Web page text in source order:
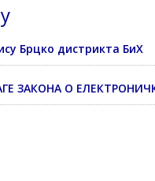
Брцко дистрикта БиХ
ЗАКОНА О